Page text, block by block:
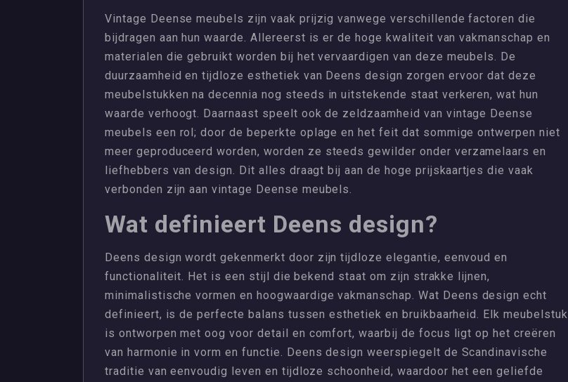
Vintage Deense meubels zijn vaak prijzig vanwege verschillende factoren die
bijdragen aan hun waarde. Allereerst is er de hoge kwaliteit van vakmanschap en
materialen die gebruikt worden bij het vervaardigen van deze meubels. De
duurzaamheid en tijdloze esthetiek van Deens design zorgen ervoor dat deze
meubelstukken na decennia nog steeds in uitstekende staat verkeren, wat hun
waarde verhoogt. Daarnaast speelt ook de zeldzaamheid van vintage Deense
meubels een rol; door de beperkte oplage en het feit dat sommige ontwerpen niet
meer geproduceerd worden, worden ze steeds gewilder onder verzamelaars en
liefhebbers van design. Dit alles draagt bij aan de hoge prijskaartjes die vaak
verbonden zijn aan vintage Deense meubels.
Wat definieert Deens design?
Deens design wordt gekenmerkt door zijn tijdloze elegantie, eenvoud en
functionaliteit. Het is een stijl die bekend staat om zijn strakke lijnen,
minimalistische vormen en hoogwaardige vakmanschap. Wat Deens design echt
definieert, is de perfecte balans tussen esthetiek en bruikbaarheid. Elk meubelstuk
is ontworpen met oog voor detail en comfort, waarbij de focus ligt op het creëren
van harmonie in vorm en functie. Deens design weerspiegelt de Scandinavische
traditie van eenvoudig leven en tijdloze schoonheid, waardoor het een geliefde